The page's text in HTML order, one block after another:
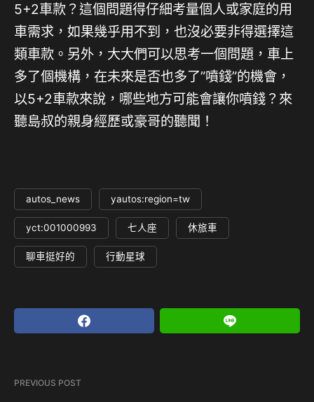
5+2車款？這個問題得仔細考量個人或家庭的用
車需求，如果幾乎用不到，也沒必要非得選擇這
類車款。另外，大大們可以思考一個問題，車上
多了個機構，在未來是否也多了”噴錢”的機會，
以5+2車款來說，哪些地方可能會讓你噴錢？來
聽島叔的親身經歷或豪哥的聽聞！
autos_news yautos:region=tw
yct:001000993 七人座 休旅車
聊車挺好的 行動星球
PREVIOUS POST